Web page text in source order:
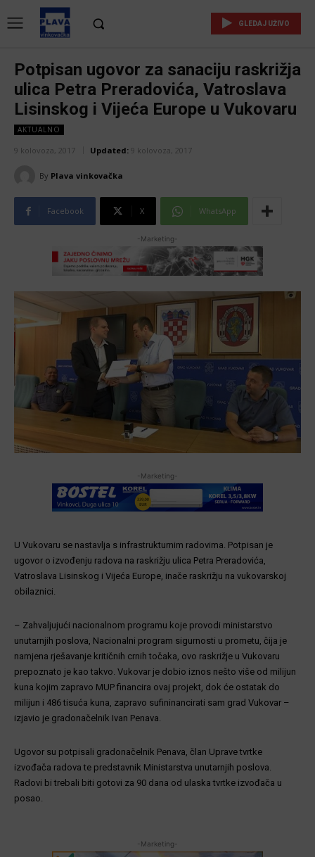
GLEDAJ UŽIVO
Potpisan ugovor za sanaciju raskrižja
ulica Petra Preradovića, Vatroslava
Lisinskog i Vijeća Europe u Vukovaru
AKTUALNO
9 kolovoza, 2017 Updated: 9 kolovoza, 2017
By Plava vinkovačka
Facebook X WhatsApp
-Marketing-
-Marketing-
U Vukovaru se nastavlja s infrastrukturnim radovima. Potpisan je
ugovor o izvođenju radova na raskrižju ulica Petra Preradovića,
Vatroslava Lisinskog i Vijeća Europe, inače raskrižju na vukovarskoj
obilaznici.
– Zahvaljujući nacionalnom programu koje provodi ministarstvo
unutarnjih poslova, Nacionalni program sigurnosti u prometu, čija je
namjena rješavanje kritičnih crnih točaka, ovo raskrižje u Vukovaru
prepoznato je kao takvo. Vukovar je dobio iznos nešto više od milijun
kuna kojim zapravo MUP financira ovaj projekt, dok će ostatak do
milijun i 486 tisuća kuna, zapravo sufininancirati sam grad Vukovar –
izjavio je gradonačelnik Ivan Penava.
Ugovor su potpisali gradonačelnik Penava, član Uprave tvrtke
izvođača radova te predstavnik Ministarstva unutarnjih poslova.
Radovi bi trebali biti gotovi za 90 dana od ulaska tvrtke izvođača u
posao.
-Marketing-